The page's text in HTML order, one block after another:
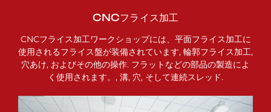
CNCフライス加工
CNCフライス加工ワークショップには、平面フライス加工に
使用されるフライス盤が装備されています, 輪郭フライス加工,
穴あけ, およびその他の操作. フラットなどの部品の製造によ
く使用されます。, 溝, 穴, そして連続スレッド.